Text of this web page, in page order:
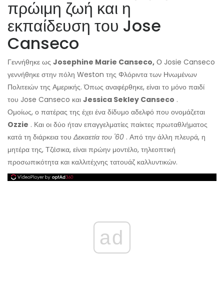
πρώιμη ζωή και η
εκπαίδευση του Jose
Canseco
Γεννήθηκε ως Josephine Marie Canseco, Ο Josie Canseco
γεννήθηκε στην πόλη Weston της Φλόριντα των Ηνωμένων
Πολιτειών της Αμερικής. Όπως αναφέρθηκε, είναι το μόνο παιδί
του Jose Canseco και Jessica Sekley Canseco .
Ομοίως, ο πατέρας της έχει ένα δίδυμο αδελφό που ονομάζεται
Ozzie . Και οι δύο ήταν επαγγελματίες παίκτες πρωταθλήματος
κατά τη διάρκεια τουΔεκαετία του '60 . Από την άλλη πλευρά, η
μητέρα της, Τζέσικα, είναι πρώην μοντέλο, τηλεοπτική
προσωπικότητα και καλλιτέχνης τατουάζ καλλυντικών.
ad